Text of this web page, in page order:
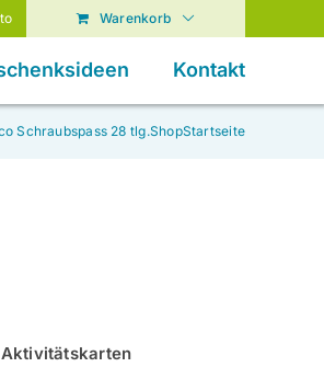
Warenkorb
Kontakt
Startseite
Shop
Schraubspass 28 tlg.